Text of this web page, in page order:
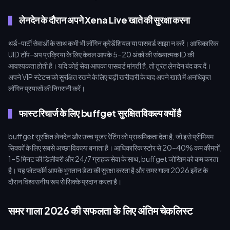
लेनदेन के दौरान अपने Xena Live खाते की सुरक्षा करना
थर्ड-पार्टी सेवाओं के साथ कभी भी लॉगिन क्रेडेंशियल या पासवर्ड साझा न करें। आधिकारिक
UID टॉप-अप प्रक्रिया के लिए केवल आपके 5–20 अंकों की संख्यात्मक ID की
आवश्यकता होती है। यदि कोई सेवा आपका पासवर्ड मांगती है, तो तुरंत लेनदेन बंद कर दें।
अपने VIP स्टेटस को सुरक्षित रखने के लिए बड़ी खरीदारी के बाद अपने खाते में अनधिकृत
लॉगिन प्रयासों की निगरानी करें।
फास्ट रिचार्ज के लिए buffget सुरक्षित विकल्प क्यों है
buffget सुरक्षित लेनदेन और उच्च यूजर रेटिंग को प्राथमिकता देता है, जो इसे प्रीमियम
सिक्कों के लिए सबसे अच्छा विकल्प बनाता है। आधिकारिक स्टोर से 20–40% कम कीमतों,
1–5 मिनट की डिलीवरी और 24/7 ग्राहक सेवा के साथ, buffget जोखिम को कम करता
है। यह प्लेटफॉर्म आपके भुगतान डेटा की सुरक्षा करता है और समर गाला 2026 इवेंट के
दौरान विश्वसनीय रूप से सिक्के प्रदान करता है।
समर गाला 2026 की सफलता के लिए अंतिम चेकलिस्ट